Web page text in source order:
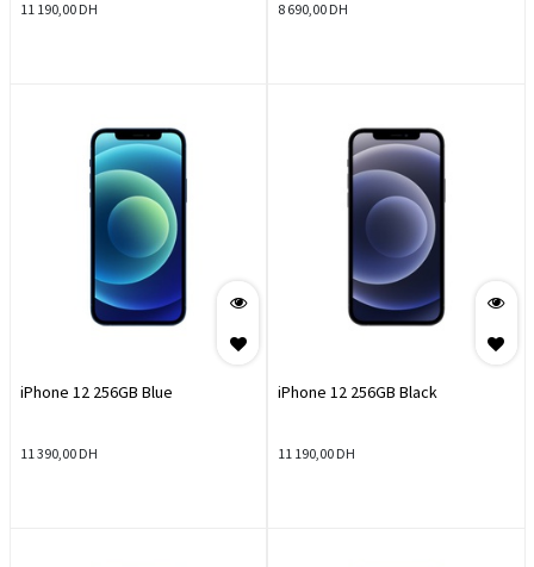
11 190,00DH 8 690,00 DH
iPhone 12 256GB Blue
11 390,00DH
iPhone 12 256GB Black
11 190,00 DH